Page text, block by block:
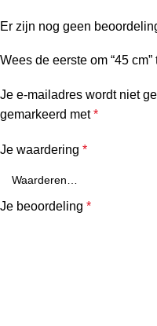
Er zijn nog geen
Wees de eerste om “45
Je e-mailadres wordt niet
gemarkeerd met*
Je waardering *
Je beoordeling *